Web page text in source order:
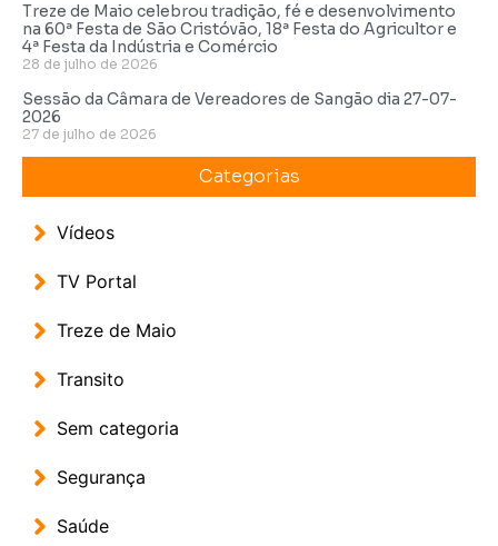
Treze de Maio celebrou tradição, fé e desenvolvimento
na 60ª Festa de São Cristóvão, 18ª Festa do Agricultor e
4ª Festa da Indústria e Comércio
28 de julho de 2026
Sessão da Câmara de Vereadores de Sangão dia 27-07-
2026
27 de julho de 2026
Categorias
Vídeos
TV Portal
Treze de Maio
Transito
Sem categoria
Segurança
Saúde